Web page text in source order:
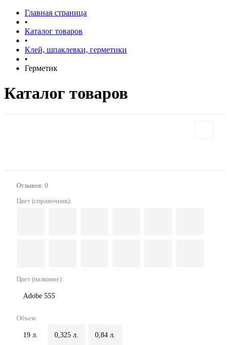
Главная страница
•
Каталог товаров
•
Клей, шпаклевки, герметики
•
Герметик
Каталог товаров
Отзывов: 0
Цвет (справочник):
Цвет (название):
Adobe 555
Объем:
19 л. 0,325 л. 0,84 л.